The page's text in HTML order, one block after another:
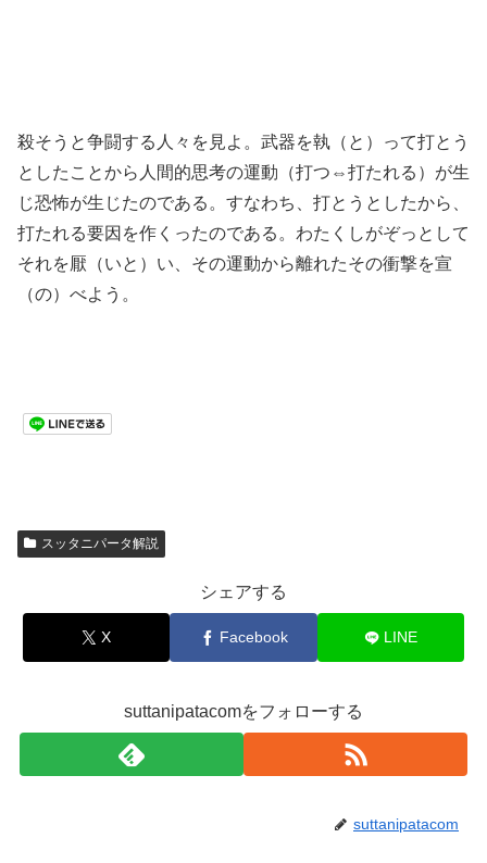
殺そうと争闘する人々を見よ。武器を執（と）って打とう
としたことから人間的思考の運動（打つ⇔打たれる）が生
じ恐怖が生じたのである。すなわち、打とうとしたから、
打たれる要因を作くったのである。わたくしがぞっとして
それを厭（いと）い、その運動から離れたその衝撃を宣
（の）べよう。
スッタニパータ解説
シェアする
X Facebook LINE
suttanipatacomをフォローする
suttanipatacom